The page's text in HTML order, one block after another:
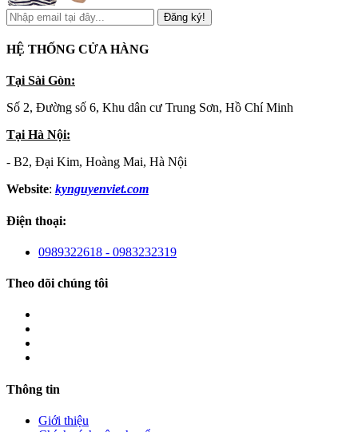
Đăng ký!
HỆ THỐNG CỬA HÀNG
Tại Sài Gòn:
Số 2, Đường số 6, Khu dân cư Trung Sơn, Hồ Chí Minh
Tại Hà Nội:
- B2, Đại Kim, Hoàng Mai, Hà Nội
Website: kynguyenviet.com
Điện thoại:
0989322618 - 0983232319
Theo dõi chúng tôi
Thông tin
Giới thiệu